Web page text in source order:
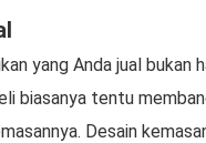
yang Anda jual bukan
biasanya tentu
Desain